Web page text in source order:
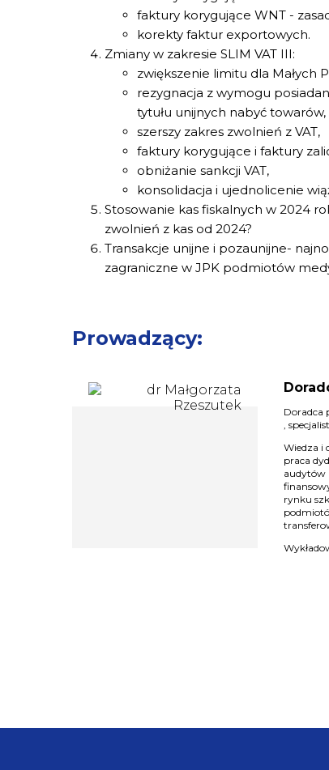
faktury korygujące WNT -
korekty faktur exportowych.
Zmiany w zakresie SLIM VAT III:
zwiększenie limitu dla Małych
rezygnacja z wymogu
tytułu unijnych nabyć towarów,
szerszy zakres zwolnień z VAT,
faktury korygujące i faktury
obniżanie sankcji VAT,
konsolidacja i ujednolicenie
Stosowanie kas fiskalnych w 2024
zwolnień z kas od 2024?
Transakcje unijne i pozaunijne-
zagraniczne w JPK podmiotów
Prowadzący:
Doradca
,
Wiedza i
praca
audytów
rynku